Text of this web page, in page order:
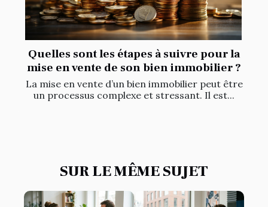
Quelles sont les étapes à suivre pour la
mise en vente de son bien immobilier ?
La mise en vente d’un bien immobilier peut être
un processus complexe et stressant. Il est...
SUR LE MÊME SUJET